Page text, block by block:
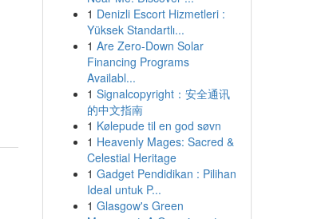
1 Denizli Escort Hizmetleri :
Yüksek Standartlı...
1 Are Zero-Down Solar
Financing Programs
Availabl...
1 Signalcopyright：安全通讯
的中文指南
1 Kølepude til en god søvn
1 Heavenly Mages: Sacred &
Celestial Heritage
1 Gadget Pendidikan : Pilihan
Ideal untuk P...
1 Glasgow's Green